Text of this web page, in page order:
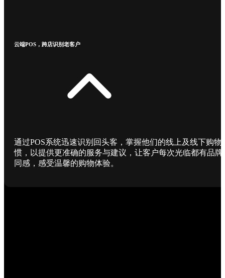
云端POS，跨店识别老客户
通过POS系统迅速识别回头客，掌握他们的线上及线下购物
惯，以提供更准确的服务与建议，让客户每次光临都有品牌
同感，感受温馨的购物体验。